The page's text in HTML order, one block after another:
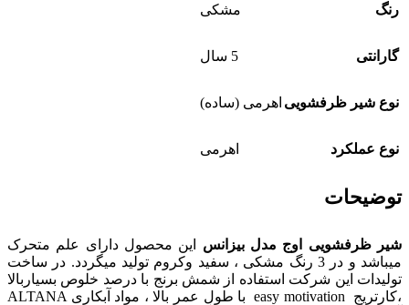
رنگ مشکی
گارانتی 5 سال
نوع شیر ظرفشویی اهرمی (ساده)
نوع عملکرد اهرمی
توضیحات
شیر ظرفشویی اوج مدل بیزانس این محصول دارای علم متحرک
میباشد و در 3 رنگ مشکی ، سفید وکروم تولید میگردد. در ساخت
تولیدات این شرکت استفاده از شمش برنج با درصد خلوص بسیاربالا